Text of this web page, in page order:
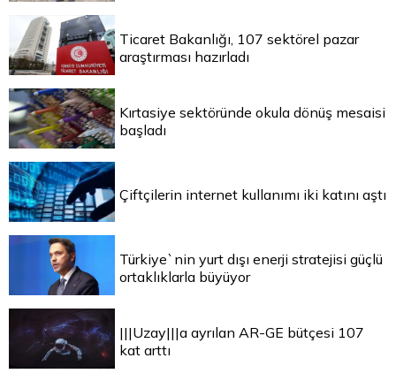
Ticaret Bakanlığı, 107 sektörel pazar
araştırması hazırladı
Kırtasiye sektöründe okula dönüş mesaisi
başladı
Çiftçilerin internet kullanımı iki katını aştı
Türkiye`nin yurt dışı enerji stratejisi güçlü
ortaklıklarla büyüyor
|||Uzay|||a ayrılan AR-GE bütçesi 107
kat arttı